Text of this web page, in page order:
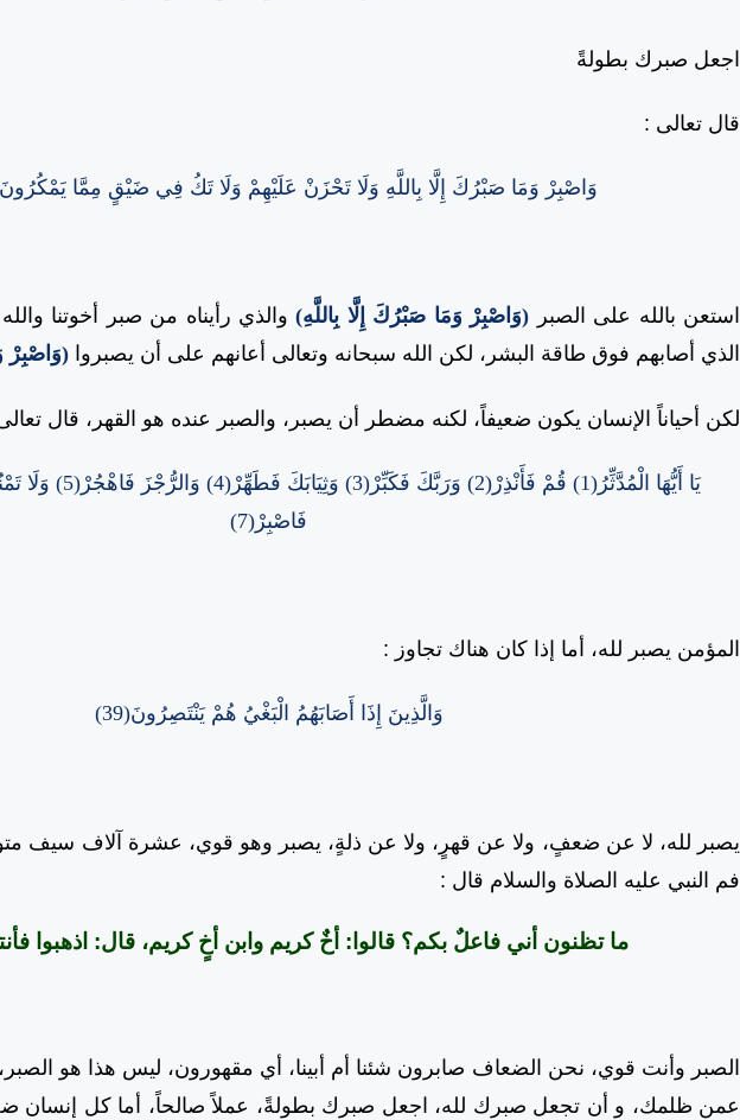
اجعل صبرك بطولةً
قال تعالى :
وَاصْبِرْ وَمَا صَبْرُكَ إِلَّا بِاللَّهِ وَلَا تَحْزَنْ عَلَيْهِمْ وَلَا تَكُ فِي ضَيْقٍ مِمَّا
استعن بالله على الصبر (وَاصْبِرْ وَمَا صَبْرُكَ إِلَّا بِاللَّهِ) والذي رأيناه من صبر أخوتنا
الذي أصابهم فوق طاقة البشر، لكن الله سبحانه وتعالى أعانهم على أن يصبروا (وَاصْبِرْ
لكن أحياناً الإنسان يكون ضعيفاً، لكنه مضطر أن يصبر، والصبر عنده هو القهر، قال
فَاصْبِرْ(7)
المؤمن يصبر لله، أما إذا كان هناك تجاوز :
وَالَّذِينَ إِذَا أَصَابَهُمُ الْبَغْيُ هُمْ يَنْتَصِرُونَ(39)
يصبر لله، لا عن ضعفٍ، ولا عن قهرٍ، ولا عن ذلةٍ، يصبر وهو قوي، عشرة آلاف سيف
فم النبي عليه الصلاة والسلام قال :
ما تظنون أني فاعلٌ بكم؟ قالوا: أخٌ كريم وابن أخٍ كريم، قال: اذهبوا
الصبر وأنت قوي، نحن الضعاف صابرون شئنا أم أبينا، أي مقهورون، ليس هذا هو
عمن ظلمك، و أن تجعل صبرك لله، اجعل صبرك بطولةً، عملاً صالحاً، أما كل إنسان